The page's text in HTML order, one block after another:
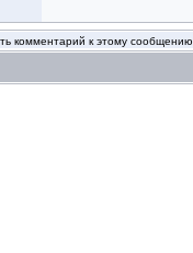
комментарий к этому сообщению